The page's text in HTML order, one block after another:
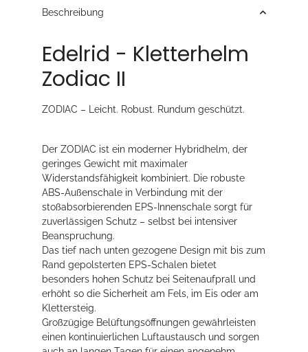
Beschreibung
Edelrid - Kletterhelm
Zodiac II
ZODIAC – Leicht. Robust. Rundum geschützt.
Der ZODIAC ist ein moderner Hybridhelm, der
geringes Gewicht mit maximaler
Widerstandsfähigkeit kombiniert. Die robuste
ABS-Außenschale in Verbindung mit der
stoßabsorbierenden EPS-Innenschale sorgt für
zuverlässigen Schutz – selbst bei intensiver
Beanspruchung.
Das tief nach unten gezogene Design mit bis zum
Rand gepolsterten EPS-Schalen bietet
besonders hohen Schutz bei Seitenaufprall und
erhöht so die Sicherheit am Fels, im Eis oder am
Klettersteig.
Großzügige Belüftungsöffnungen gewährleisten
einen kontinuierlichen Luftaustausch und sorgen